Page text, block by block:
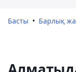
Басты Барлық